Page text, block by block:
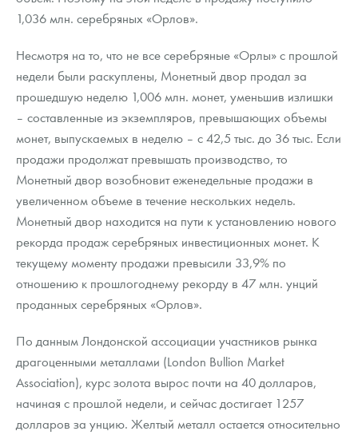
Русская нумизматика
Наборы подарочных и коллекционных монет
Книги по нумизматике
1,036 млн. серебряных «Орлов».
Несмотря на то, что не все серебряные «Орлы» с прошлой
недели были раскуплены, Монетный двор продал за
прошедшую неделю 1,006 млн. монет, уменьшив излишки
– составленные из экземпляров, превышающих объемы
монет, выпускаемых в неделю – с 42,5 тыс. до 36 тыс. Если
продажи продолжат превышать производство, то
Монетный двор возобновит еженедельные продажи в
увеличенном объеме в течение нескольких недель.
Монетный двор находится на пути к установлению нового
рекорда продаж серебряных инвестиционных монет. К
текущему моменту продажи превысили 33,9% по
отношению к прошлогоднему рекорду в 47 млн. унций
проданных серебряных «Орлов».
По данным Лондонской ассоциации участников рынка
драгоценными металлами (London Bullion Market
Association), курс золота вырос почти на 40 долларов,
начиная с прошлой недели, и сейчас достигает 1257
долларов за унцию. Желтый металл остается относительно